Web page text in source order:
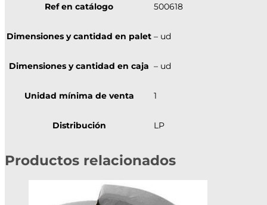
Ref en catálogo 500618
Dimensiones y cantidad en palet – ud
Dimensiones y cantidad en caja – ud
Unidad mínima de venta 1
Distribución LP
Productos relacionados